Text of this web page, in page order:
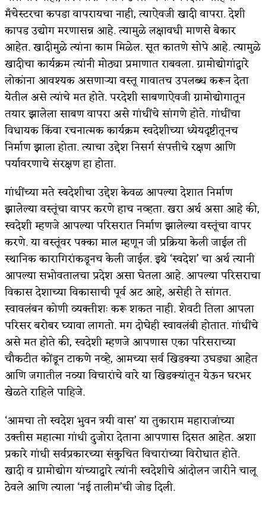
मँचेस्टरचा कपडा वापरायचा नाही, त्याऐवजी खादी वापरा. देशी
कापड उद्योग मरणासन्न आहे. त्यामुळे लक्षावधी माणसे बेकार
आहेत. खादीमुळे त्यांना काम मिळेल. सूत कातणे सोपे आहे. त्यामुळे
खादीचा कार्यक्रम त्यांनी मोठ्या प्रमाणात राबवला. ग्रामोद्योगांद्वारे
लोकांना आवश्यक असणाऱ्या वस्तू गावातच उपलब्ध करून देता
येतील असे त्यांचे मत होते. परदेशी साबणाऐवजी ग्रामोद्योगातून
तयार झालेला साबण वापरा असे गांधींचे सांगणे होते. गांधींचा
विधायक किंवा रचनात्मक कार्यक्रम स्वदेशीच्या ध्येयदृष्टीतूनच
निर्माण झाला होता. त्याचा उद्देश निसर्ग संपत्तीचे रक्षण आणि
पर्यावरणाचे संरक्षण हा होता.
गांधींच्या मते स्वदेशीचा उद्देश केवळ आपल्या देशात निर्माण
झालेल्या वस्तूंचा वापर करणे हाच नव्हता. खरा अर्थ असा आहे की,
स्वदेशी म्हणजे आपल्या परिसरात निर्माण झालेल्या वस्तूंचा वापर
करणे. या वस्तूंवर पक्का माल म्हणून जी प्रक्रिया केली जाईल ती
स्थानिक कारागिरांकडूनच केली जाईल. इथे ‘स्वदेश’ चा अर्थ त्यानी
आपल्या सभोवतालचा प्रदेश असा घेतला आहे. आपल्या परिसराचा
विकास देशाच्या विकासाची पूर्व अट आहे, असेही ते सांगत.
स्वावलंबन कोणी व्यक्तीशः करू शकत नाही. शेवटी तिला आपला
परिसर बरोबर घ्यावा लागतो. मग दोघेही स्वावलंबी होतात. गांधींचे
असे मत होते की, स्वदेशी म्हणजे आपणास एका परिसराच्या
चौकटीत कोंडून टाकणे नव्हे, आमच्या सर्व खिडक्या उघड्या आहेत
आणि जगातील नव्या विचारांचे वारे या खिडक्यांतून येऊन घरभर
खेळते राहिले पाहिजे.
‘आमचा तो स्वदेश भुवन त्रयी वास’ या तुकाराम महाराजांच्या
उक्तीस महात्मा गांधी दुजोरा देताना आपणास दिसत आहेत. अशा
प्रकारे गांधी सर्वप्रकारच्या संकुचित विचारांच्या विरोधात होते.
खादी व ग्रामोद्योग यांच्याद्वारे त्यांनी स्वदेशीचे आंदोलन जारीने चालू
ठेवले आणि त्याला ‘नई तालीम’ची जोड दिली.